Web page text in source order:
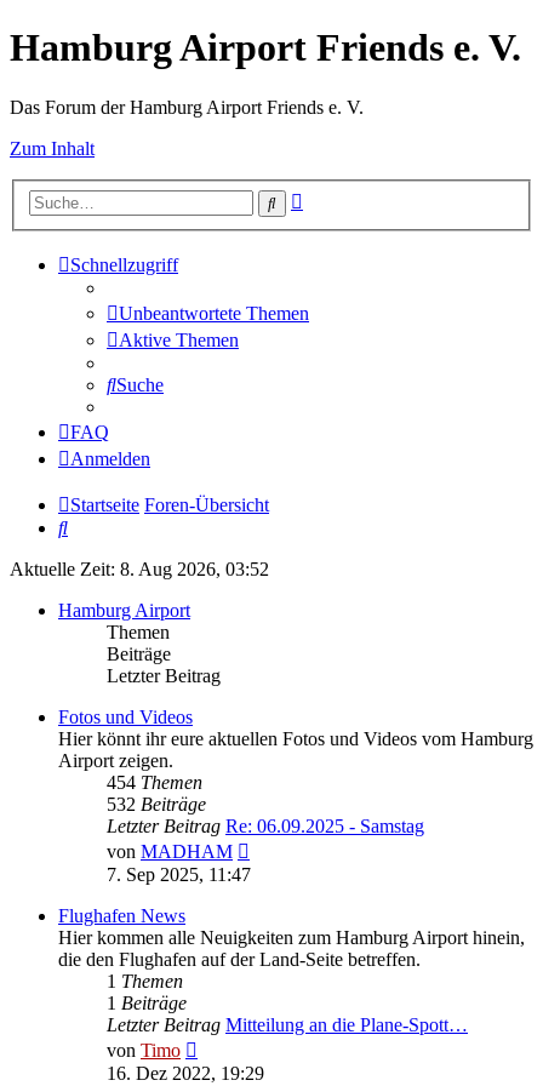
Hamburg Airport Friends e. V.
Das Forum der Hamburg Airport Friends e. V.
Zum Inhalt
Suche
Schnellzugriff
Unbeantwortete Themen
Aktive Themen
Suche
FAQ
Anmelden
Startseite Foren-Übersicht
Suche
Aktuelle Zeit: 8. Aug 2026, 03:52
Hamburg Airport
Themen
Beiträge
Letzter Beitrag
Fotos und Videos
Hier könnt ihr eure aktuellen Fotos und Videos vom Hamburg
Airport zeigen.
454 Themen
532 Beiträge
Letzter Beitrag Re: 06.09.2025 - Samstag
von MADHAM
Beitrag
7. Sep 2025, 11:47
Flughafen News
Hier kommen alle Neuigkeiten zum Hamburg Airport hinein,
die den Flughafen auf der Land-Seite betreffen.
1 Themen
1 Beiträge
Letzter Beitrag Mitteilung an die Plane-Spott…
von Timo
Beitrag
16. Dez 2022, 19:29